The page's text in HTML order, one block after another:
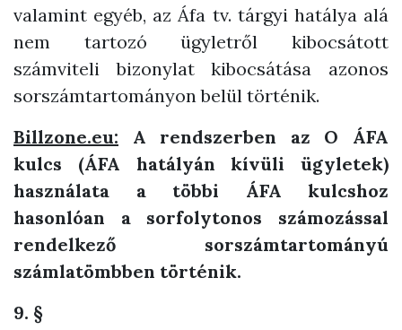
valamint egyéb, az Áfa tv. tárgyi hatálya alá
nem tartozó ügyletről kibocsátott
számviteli bizonylat kibocsátása azonos
sorszámtartományon belül történik.
Billzone.eu: A rendszerben az O ÁFA
kulcs (ÁFA hatályán kívüli ügyletek)
használata a többi ÁFA kulcshoz
hasonlóan a sorfolytonos számozással
rendelkező sorszámtartományú
számlatömbben történik.
9. §